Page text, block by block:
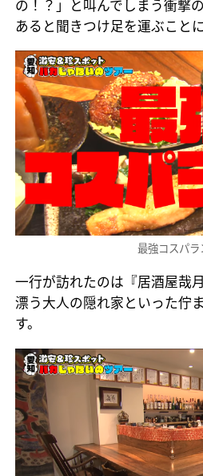
の！？」と叫んでしまう衝撃
あると聞きつけ足を運ぶこと
最強コスパラ
一行が訪れたのは『居酒屋哉
漂う大人の隠れ家といった佇
す。